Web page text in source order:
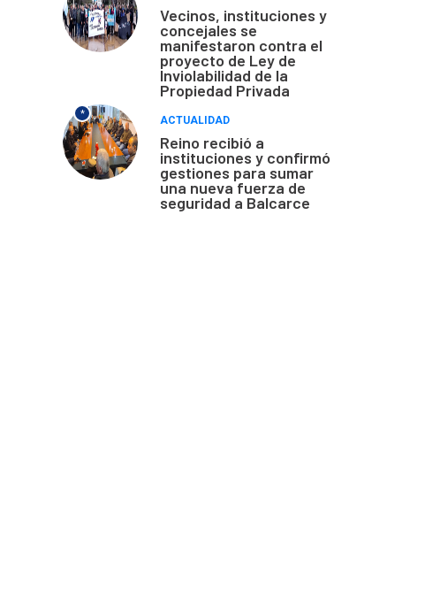
Vecinos, instituciones y
concejales se
manifestaron contra el
proyecto de Ley de
Inviolabilidad de la
Propiedad Privada
*
ACTUALIDAD
Reino recibió a
instituciones y confirmó
gestiones para sumar
una nueva fuerza de
seguridad a Balcarce